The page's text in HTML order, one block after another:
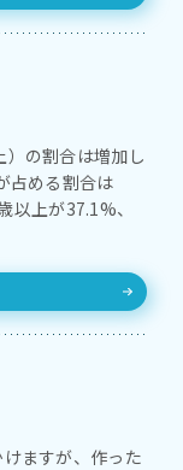
の割合は増加し
占める割合は
以上が37.1%、
ますが、作った